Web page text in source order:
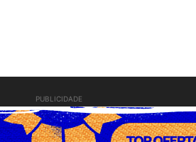
PUBLICIDADE